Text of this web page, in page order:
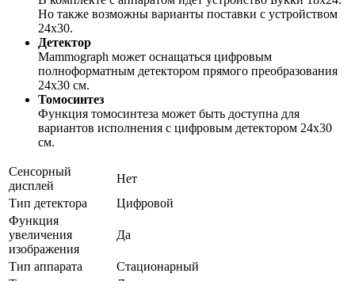
Но также возможны варианты поставки с устройством
24х30.
Детектор
Mammograph может оснащаться цифровым
полноформатным детектором прямого преобразования
24х30 см.
Томосинтез
Функция томосинтеза может быть доступна для
вариантов исполнения с цифровым детектором 24х30
см.
Сенсорный
дисплей
Нет
Тип детектора
Цифровой
Функция
увеличения
изображения
Да
Тип аппарата
Стационарный